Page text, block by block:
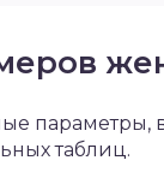
параметры,
таблиц.